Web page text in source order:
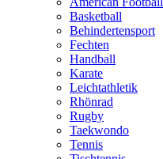
Basketball
Behindertensport
Fechten
Handball
Karate
Leichtathletik
Rhönrad
Rugby
Taekwondo
Tennis